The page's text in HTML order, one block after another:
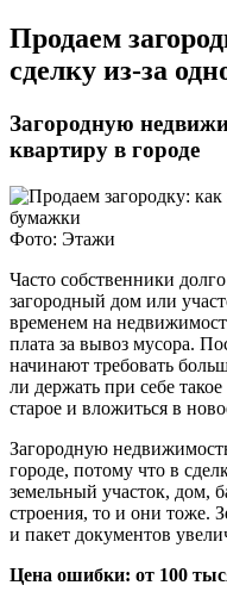
Продаем
сделку из-за
Загородную
квартиру в городе
Фото: Этажи
Часто собственники
загородный дом или
временем на
плата за вывоз мусора.
начинают требовать
ли держать при себе
старое и вложиться в
Загородную
городе, потому что в
земельный участок, дом,
строения, то и они тоже.
и пакет документов
Цена ошибки: от 100